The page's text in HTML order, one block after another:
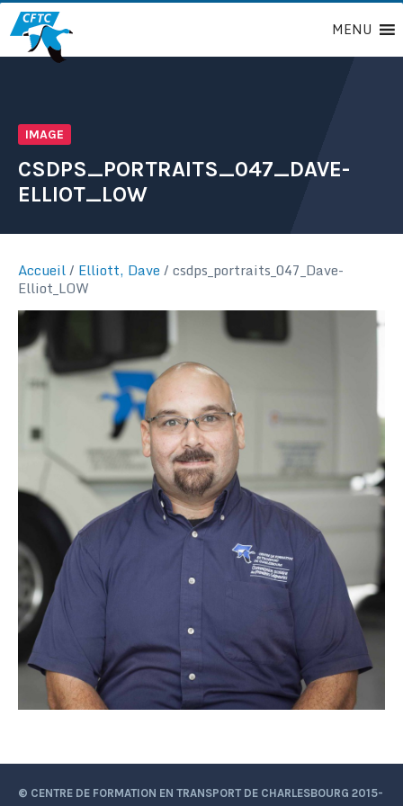
Passer
au
contenu
MENU
IMAGE
CSDPS_PORTRAITS_047_DAVE-
ELLIOT_LOW
Accueil/ Elliott, Dave / csdps_portraits_047_Dave-
Elliot_LOW
© CENTRE DE FORMATION EN TRANSPORT DE CHARLESBOURG 2015-